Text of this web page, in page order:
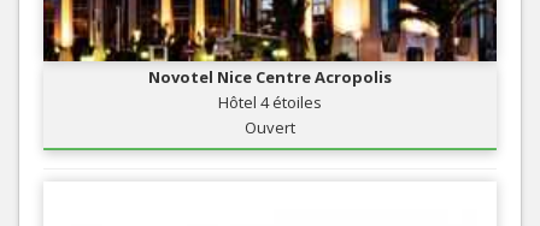
Novotel Nice Centre Acropolis
Hôtel 4 étoiles
Ouvert